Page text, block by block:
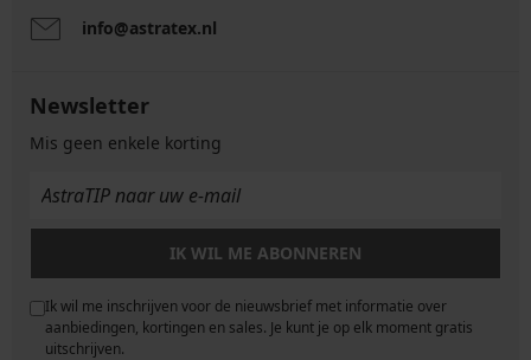
info@astratex.nl
Newsletter
Mis geen enkele korting
IK WIL ME ABONNEREN
Ik wil me inschrijven voor de nieuwsbrief met informatie over
aanbiedingen, kortingen en sales. Je kunt je op elk moment gratis
uitschrijven.